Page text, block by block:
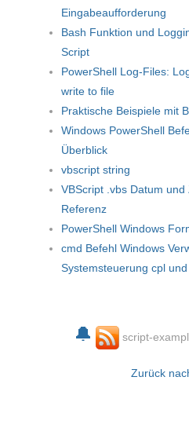
Eingabeaufforderung
Bash Funktion und
Script
PowerShell Log-Files:
write to file
Praktische Beispiele mit
Windows PowerShell
Überblick
vbscript string
VBScript .vbs Datum
Referenz
PowerShell Windows
cmd Befehl Windows
Systemsteuerung cpl
🔔 script-
Zurück